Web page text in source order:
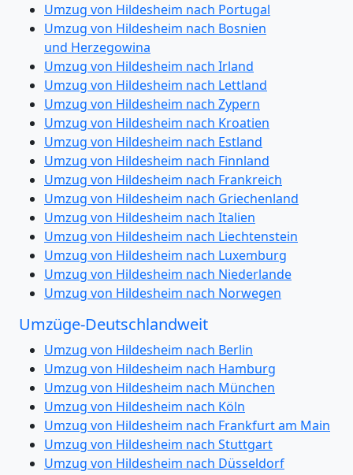
Umzug von Hildesheim nach Portugal
Umzug von Hildesheim nach Bosnien
und Herzegowina
Umzug von Hildesheim nach Irland
Umzug von Hildesheim nach Lettland
Umzug von Hildesheim nach Zypern
Umzug von Hildesheim nach Kroatien
Umzug von Hildesheim nach Estland
Umzug von Hildesheim nach Finnland
Umzug von Hildesheim nach Frankreich
Umzug von Hildesheim nach Griechenland
Umzug von Hildesheim nach Italien
Umzug von Hildesheim nach Liechtenstein
Umzug von Hildesheim nach Luxemburg
Umzug von Hildesheim nach Niederlande
Umzug von Hildesheim nach Norwegen
Umzüge-Deutschlandweit
Umzug von Hildesheim nach Berlin
Umzug von Hildesheim nach Hamburg
Umzug von Hildesheim nach München
Umzug von Hildesheim nach Köln
Umzug von Hildesheim nach Frankfurt am Main
Umzug von Hildesheim nach Stuttgart
Umzug von Hildesheim nach Düsseldorf